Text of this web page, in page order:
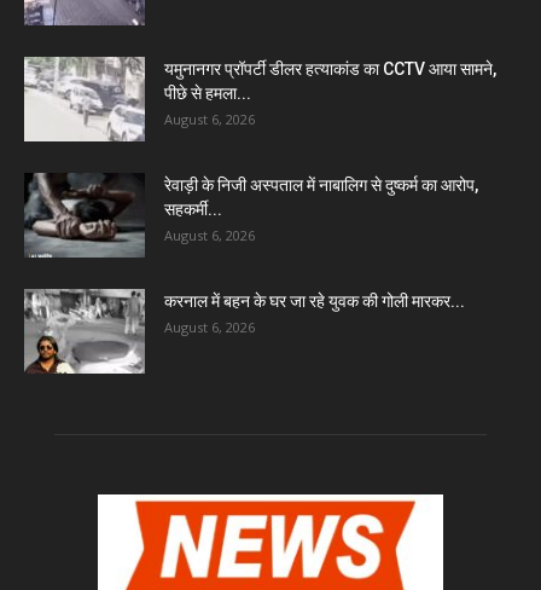
यमुनानगर प्रॉपर्टी डीलर हत्याकांड का CCTV आया सामने,
पीछे से हमला...
August 6, 2026
रेवाड़ी के निजी अस्पताल में नाबालिग से दुष्कर्म का आरोप,
सहकर्मी...
August 6, 2026
करनाल में बहन के घर जा रहे युवक की गोली मारकर...
August 6, 2026